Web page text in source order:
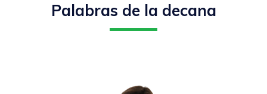
Palabras de la decana